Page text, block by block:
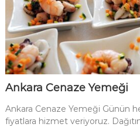
Ankara Cenaze Yemeği
Ankara Cenaze Yemeği Günün
fiyatlara hizmet veriyoruz.